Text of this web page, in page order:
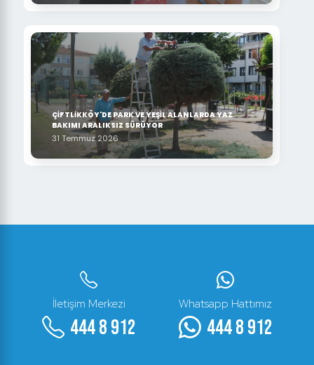
ÇİFTLİKKÖY'DE PARK VE YEŞİL ALANLARDA YAZ
BAKIMI ARALIKSIZ SÜRÜYOR
31 Temmuz 2026
İletişim Merkezi
444 8 912
Whatsapp Hattımız
444 8 912